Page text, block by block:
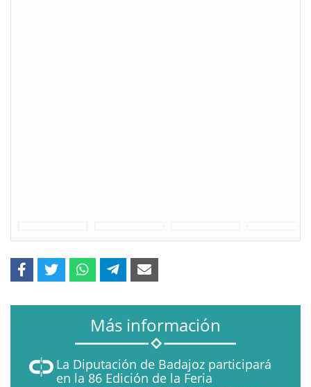
Más información
La Diputación de Badajoz participará
en la 86 Edición de la Feria